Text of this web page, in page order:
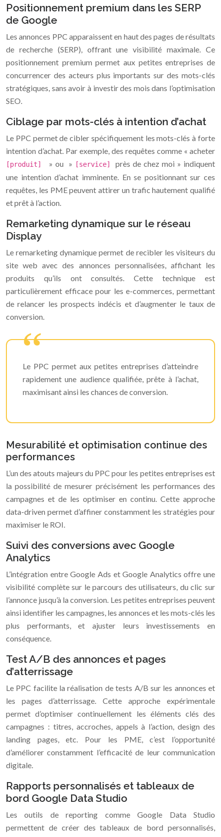
Positionnement premium dans les SERP
de Google
Les annonces PPC apparaissent en haut des pages de résultats
de recherche (SERP), offrant une visibilité maximale. Ce
positionnement premium permet aux petites entreprises de
concurrencer des acteurs plus importants sur des mots-clés
stratégiques, sans avoir à investir des mois dans l’optimisation
SEO.
Ciblage par mots-clés à intention d’achat
Le PPC permet de cibler spécifiquement les mots-clés à forte
intention d’achat. Par exemple, des requêtes comme « acheter
[produit] » ou » [service] près de chez moi » indiquent
une intention d’achat imminente. En se positionnant sur ces
requêtes, les PME peuvent attirer un trafic hautement qualifié
et prêt à l’action.
Remarketing dynamique sur le réseau
Display
Le remarketing dynamique permet de recibler les visiteurs du
site web avec des annonces personnalisées, affichant les
produits qu’ils ont consultés. Cette technique est
particulièrement efficace pour les e-commerces, permettant
de relancer les prospects indécis et d’augmenter le taux de
conversion.
Le PPC permet aux petites entreprises d’atteindre
rapidement une audience qualifiée, prête à l’achat,
maximisant ainsi les chances de conversion.
Mesurabilité et optimisation continue des
performances
L’un des atouts majeurs du PPC pour les petites entreprises est
la possibilité de mesurer précisément les performances des
campagnes et de les optimiser en continu. Cette approche
data-driven permet d’affiner constamment les stratégies pour
maximiser le ROI.
Suivi des conversions avec Google
Analytics
L’intégration entre Google Ads et Google Analytics offre une
visibilité complète sur le parcours des utilisateurs, du clic sur
l’annonce jusqu’à la conversion. Les petites entreprises peuvent
ainsi identifier les campagnes, les annonces et les mots-clés les
plus performants, et ajuster leurs investissements en
conséquence.
Test A/B des annonces et pages
d’atterrissage
Le PPC facilite la réalisation de tests A/B sur les annonces et
les pages d’atterrissage. Cette approche expérimentale
permet d’optimiser continuellement les éléments clés des
campagnes : titres, accroches, appels à l’action, design des
landing pages, etc. Pour les PME, c’est l’opportunité
d’améliorer constamment l’efficacité de leur communication
digitale.
Rapports personnalisés et tableaux de
bord Google Data Studio
Les outils de reporting comme Google Data Studio
permettent de créer des tableaux de bord personnalisés,